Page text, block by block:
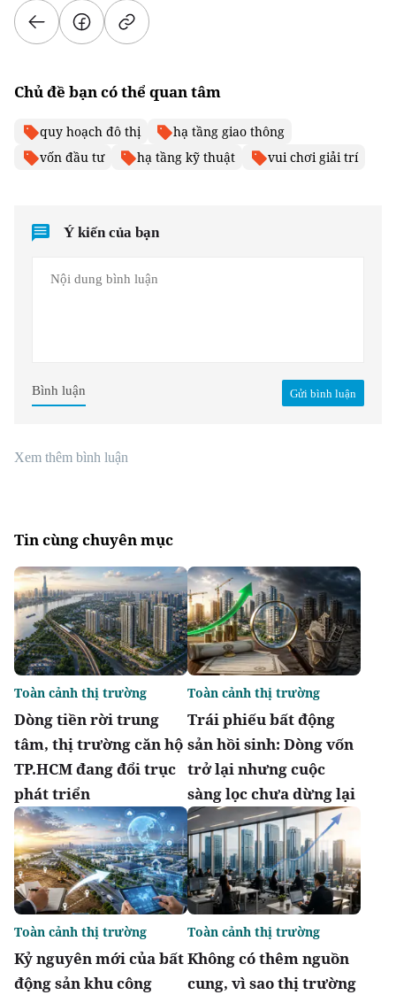
Chủ đề bạn có thể quan tâm
quy hoạch đô thị
hạ tầng giao thông
vốn đầu tư
hạ tầng kỹ thuật vui chơi giải trí
Ý kiến của bạn
Gửi bình luận
Bình luận
Xem thêm bình luận
Tin cùng chuyên mục
Dòng tiền rời trung
tâm, thị trường căn hộ
TP.HCM đang đổi trục
phát triển
Toàn cảnh thị trường
Trái phiếu bất động
sản hồi sinh: Dòng vốn
trở lại nhưng cuộc
sàng lọc chưa dừng lại
Toàn cảnh thị trường
Kỷ nguyên mới của bất
động sản khu công
Toàn cảnh thị trường
Không có thêm nguồn
cung, vì sao thị trường
Toàn cảnh thị trường